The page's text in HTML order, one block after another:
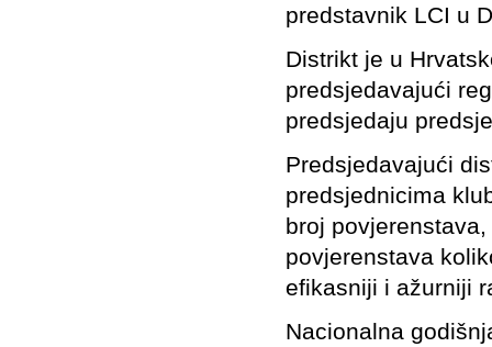
predstavnik LCI u
Distrikt je u
predsjedavajući
predsjedaju
Predsjedavajući
predsjednicima
broj
povjerenstava
efikasniji i ažurniji
Nacionalna